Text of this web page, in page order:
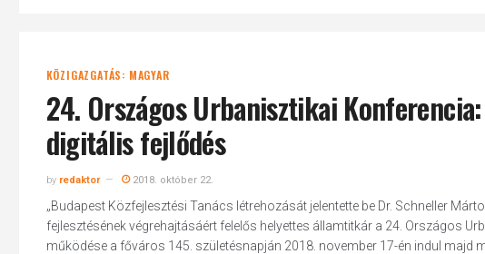
KÖZIGAZGATÁS: MAGYAR
24. Országos Urbanisztikai
digitális fejlődés
by redaktor 2018. október 22.
„Budapest Közfejlesztési Tanács létrehozását jelentette be Dr. Schneller
fejlesztésének végrehajtásáért felelős helyettes államtitkár a 24. Országos
működése a főváros 145. születésnapján 2018. november 17-én indul